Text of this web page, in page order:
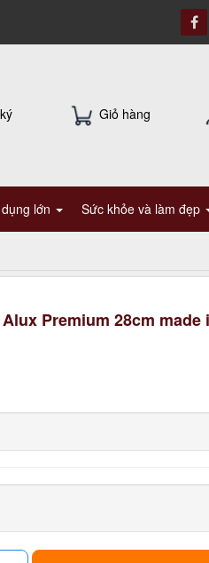
Giỏ hàng
lớn Sức khỏe và làm đẹp
Premium 28cm made